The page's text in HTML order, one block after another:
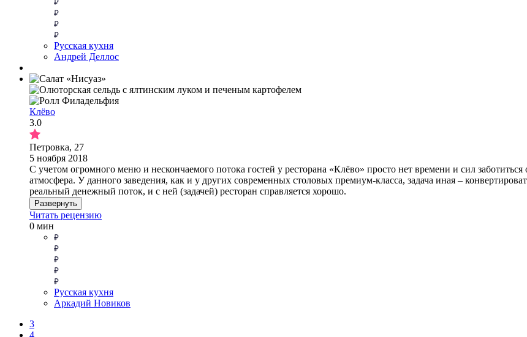
Русская кухня
Андрей Деллос
Клёво
3.0
Петровка, 27
5 ноября 2018
С учетом огромного меню и нескончаемого потока гостей у ресторана «Клёво» просто нет времени и сил
атмосфера. У данного заведения, как и у других современных столовых премиум-класса, задача иная –
реальный денежный поток, и с ней (задачей) ресторан справляется хорошо.
Развернуть
Читать рецензию
0 мин
Русская кухня
Аркадий Новиков
3
4